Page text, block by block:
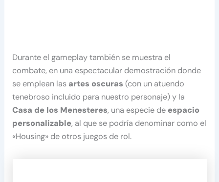
Durante el gameplay también se muestra el
combate, en una espectacular demostración donde
se emplean las artes oscuras (con un atuendo
tenebroso incluido para nuestro personaje) y la
Casa de los Menesteres, una especie de espacio
personalizable, al que se podría denominar como el
«Housing» de otros juegos de rol.